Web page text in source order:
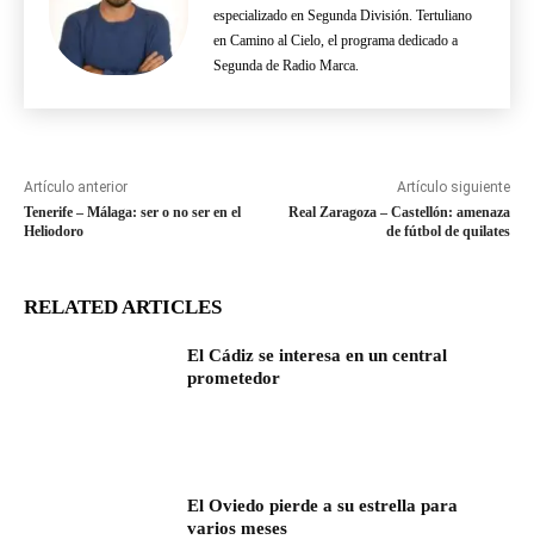
especializado en Segunda División. Tertuliano
en Camino al Cielo, el programa dedicado a
Segunda de Radio Marca.
Artículo anterior
Tenerife – Málaga: ser o no ser en el
Heliodoro
Artículo siguiente
Real Zaragoza – Castellón: amenaza
de fútbol de quilates
RELATED ARTICLES
El Cádiz se interesa en un central
prometedor
El Oviedo pierde a su estrella para
varios meses